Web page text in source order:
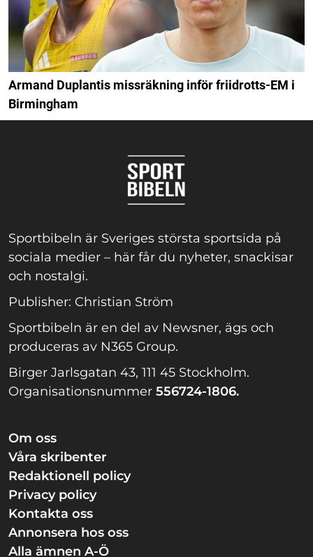
Armand Duplantis missräkning inför friidrotts-EM i
Birmingham
Sportbibeln är Sveriges största sportsida på
sociala medier – här får du nyheter, snackisar
och nostalgi.
Publisher: Christian Ström
Sportbibeln är en del av Newsner, ägs och
produceras av N365 Group.
Birger Jarlsgatan 43, 111 45 Stockholm.
Organisationsnummer 556724-1806.
Om oss
Våra skribenter
Redaktionell policy
Privacy policy
Kontakta oss
Annonsera hos oss
Alla ämnen A-Ö